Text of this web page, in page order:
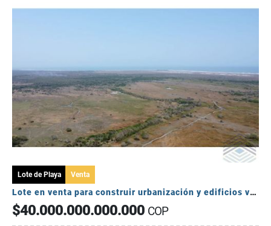
Lote de Playa Venta
Lote en venta para construir urbanización y edificios vista al mar
$40.000.000.000.000 COP